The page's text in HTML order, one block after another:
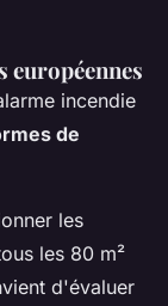
incendie
de
les
les 80 m²
d'évaluer